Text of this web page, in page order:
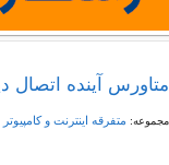
متاورس آینده اتصال
مجموعه: متفرقه اينترنت و كامپيوتر